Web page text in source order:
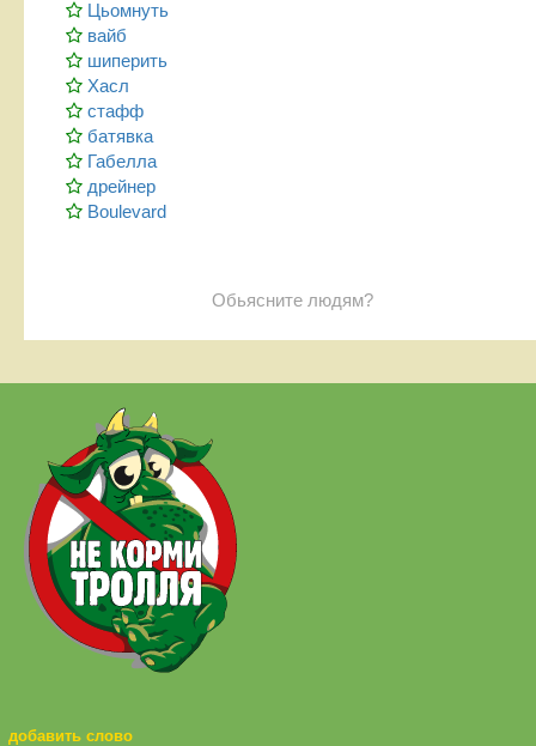
Цьомнуть
вайб
шиперить
Хасл
стафф
батявка
Габелла
дрейнер
Boulevard
Обьясните людям?
добавить слово